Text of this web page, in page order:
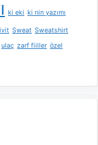
ki eki ki nin yazımı
Sweat Sweatshirt
ulaç zarf fiiller özel